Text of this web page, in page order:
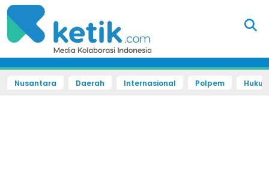
Nusantara Daerah Internasional Polpem